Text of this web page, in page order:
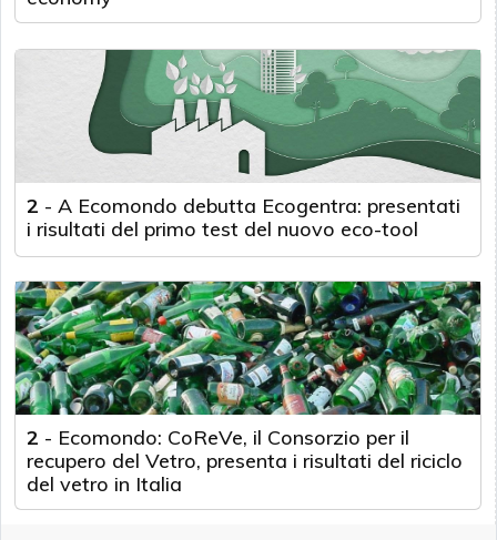
2 - A Ecomondo debutta Ecogentra: presentati
i risultati del primo test del nuovo eco-tool
2 - Ecomondo: CoReVe, il Consorzio per il
recupero del Vetro, presenta i risultati del riciclo
del vetro in Italia